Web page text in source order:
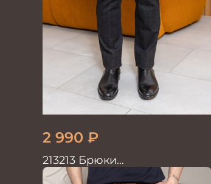
2 990 ₽
213213 Брюки
мужскиетрикотажные